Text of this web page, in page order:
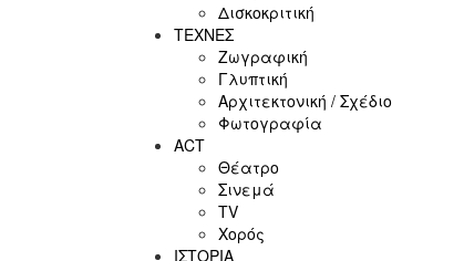
Δισκοκριτική
ΤΕΧΝΕΣ
Ζωγραφική
Γλυπτική
Αρχιτεκτονική / Σχέδιο
Φωτογραφία
ACT
Θέατρο
Σινεμά
ΤV
Χορός
ΙΣΤΟΡΙΑ